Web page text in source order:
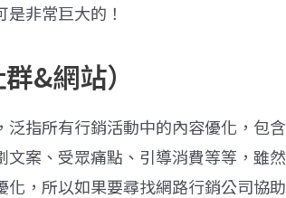
非常巨大的！
&網站）
泛指所有行銷活動中的內容優化，包
文案、受眾痛點、引導消費等等，雖
化，所以如果要尋找網路行銷公司協